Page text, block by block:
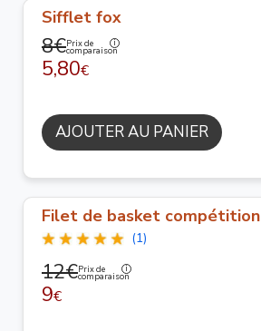
Sifflet fox
8€Prix de
comparaison
5,80€
AJOUTER AU PANIER
Filet de basket compétition
(1)
12€Prix de
comparaison
9€